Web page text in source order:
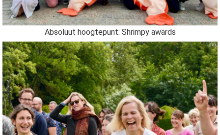
Absoluut hoogtepunt: Shrimpy awards